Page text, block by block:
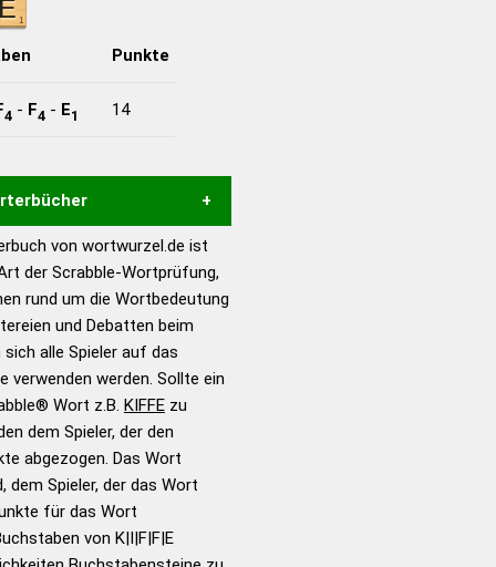
Punkte
4 - F4 - E1 14
eines semantischen
gute Anhaltspunkte zu
und Wortform, um die
das Scrabble-Spiel zu
Turnier Scrabble-
– Standardwerk in 12
– Richtiges und gutes
von wortwurzel.de ist
der Scrabble-Wortprüfung,
rund um die Wortbedeutung
und Debatten beim
alle Spieler auf das
verwenden werden. Sollte ein
Wort z.B. KIFFEzu
dem Spieler, der den
abgezogen. Das Wort
dem Spieler, der das Wort
für das Wort
von K|I|F|F|E